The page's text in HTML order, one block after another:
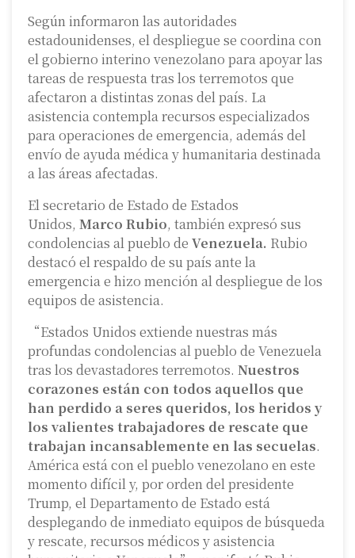
Según informaron las autoridades
estadounidenses, el despliegue se coordina con
el gobierno interino venezolano para apoyar las
tareas de respuesta tras los terremotos que
afectaron a distintas zonas del país. La
asistencia contempla recursos especializados
para operaciones de emergencia, además del
envío de ayuda médica y humanitaria destinada
a las áreas afectadas.
El secretario de Estado de Estados
Unidos, Marco Rubio, también expresó sus
condolencias al pueblo de Venezuela. Rubio
destacó el respaldo de su país ante la
emergencia e hizo mención al despliegue de los
equipos de asistencia.
“Estados Unidos extiende nuestras más
profundas condolencias al pueblo de Venezuela
tras los devastadores terremotos. Nuestros
corazones están con todos aquellos que
han perdido a seres queridos, los heridos y
los valientes trabajadores de rescate que
trabajan incansablemente en las secuelas.
América está con el pueblo venezolano en este
momento difícil y, por orden del presidente
Trump, el Departamento de Estado está
desplegando de inmediato equipos de búsqueda
y rescate, recursos médicos y asistencia